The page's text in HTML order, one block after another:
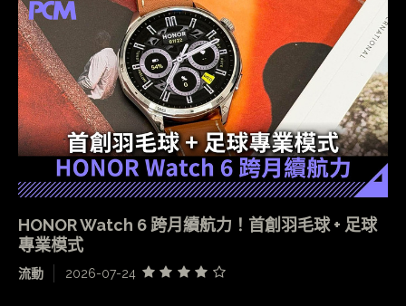
HONOR Watch 6 跨月續航力！首創羽毛球 + 足球
專業模式
流動 2026-07-24